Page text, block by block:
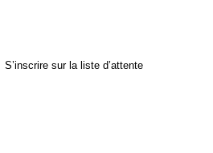
S’inscrire sur la liste d’attente